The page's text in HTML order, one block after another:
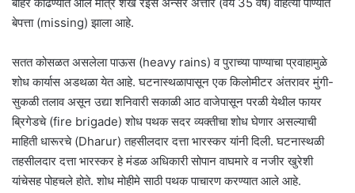
बेपत्ता (missing) झाला आहे.
सतत कोसळत असलेला पाऊस (heavy rains) व पुराच्या पाण्याचा प्रवाहामुळे
शोध कार्यास अडथळा येत आहे. घटनास्थळापासून एक किलोमीटर अंतरावर मुंगी-
सुकळी तलाव असून उद्या शनिवारी सकाळी आठ वाजेपासून परळी येथील फायर
ब्रिगेडचे (fire brigade) शोध पथक सदर व्यक्तीचा शोध घेणार असल्याची
माहिती धारूरचे (Dharur) तहसीलदार दत्ता भारस्कर यांनी दिली. घटनास्थळी
तहसीलदार दत्ता भारस्कर हे मंडळ अधिकारी सोपान वाघमारे व नजीर खुरेशी
यांचेसह पोहचले होते. शोध मोहीमे साठी पथक पाचारण करण्यात आले आहे.